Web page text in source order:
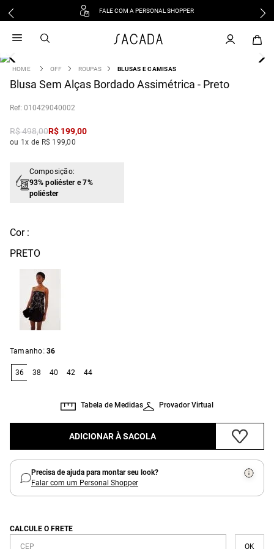
FALE COM A PERSONAL SHOPPER
OFF ROUPAS BLUSAS E CAMISAS
Blusa Sem Alças Bordado Assimétrica - Preto
: 010429040002
R$498,00R$ 199,00
ou 1x de R$ 199,00
Composição:
93% poliéster e 7%
poliéster
Cor :
PRETO
Tamanho: 36
36 38 40 42 44
Provador Virtual
Tabela de Medidas
ADICIONAR À SACOLA
Precisa de ajuda para montar seu look?
Falar com um Personal Shopper
CALCULE O FRETE
vestido
3 º blusa
º tricot
º macacão
jeans
º camisa